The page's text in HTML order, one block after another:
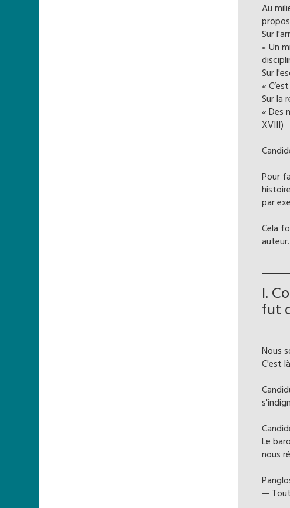
Au
Sur
« Un
Sur
«
Sur la
« Des
XVIII)
Pour
par
Cela
auteur.
I.
fut
Nous
C'est
Le
nous
—